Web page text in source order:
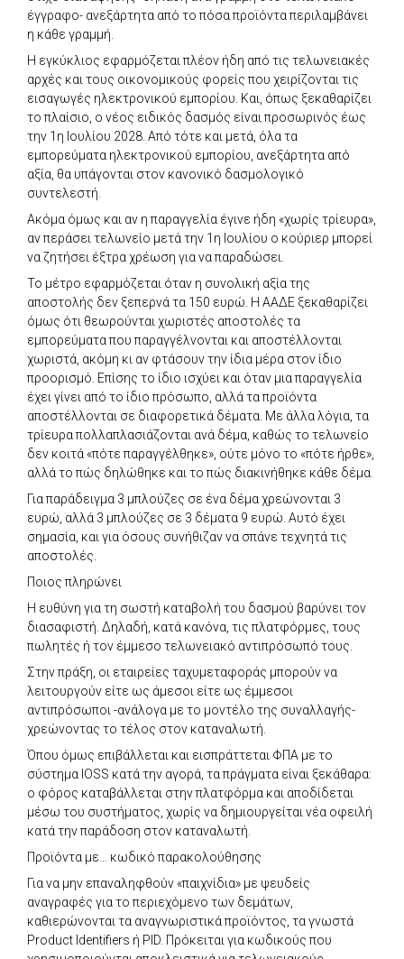
έγγραφο- ανεξάρτητα από το πόσα προϊόντα περιλαμβάνει
η κάθε γραμμή.
Η εγκύκλιος εφαρμόζεται πλέον ήδη από τις τελωνειακές
αρχές και τους οικονομικούς φορείς που χειρίζονται τις
εισαγωγές ηλεκτρονικού εμπορίου. Και, όπως ξεκαθαρίζει
το πλαίσιο, ο νέος ειδικός δασμός είναι προσωρινός έως
την 1η Ιουλίου 2028. Από τότε και μετά, όλα τα
εμπορεύματα ηλεκτρονικού εμπορίου, ανεξάρτητα από
αξία, θα υπάγονται στον κανονικό δασμολογικό
συντελεστή.
Ακόμα όμως και αν η παραγγελία έγινε ήδη «χωρίς τρίευρα»,
αν περάσει τελωνείο μετά την 1η Ιουλίου ο κούριερ μπορεί
να ζητήσει έξτρα χρέωση για να παραδώσει.
Το μέτρο εφαρμόζεται όταν η συνολική αξία της
αποστολής δεν ξεπερνά τα 150 ευρώ. Η ΑΑΔΕ ξεκαθαρίζει
όμως ότι θεωρούνται χωριστές αποστολές τα
εμπορεύματα που παραγγέλνονται και αποστέλλονται
χωριστά, ακόμη κι αν φτάσουν την ίδια μέρα στον ίδιο
προορισμό. Επίσης το ίδιο ισχύει και όταν μια παραγγελία
έχει γίνει από το ίδιο πρόσωπο, αλλά τα προϊόντα
αποστέλλονται σε διαφορετικά δέματα. Με άλλα λόγια, τα
τρίευρα πολλαπλασιάζονται ανά δέμα, καθώς το τελωνείο
δεν κοιτά «πότε παραγγέλθηκε», ούτε μόνο το «πότε ήρθε»,
αλλά το πώς δηλώθηκε και το πώς διακινήθηκε κάθε δέμα.
Για παράδειγμα 3 μπλούζες σε ένα δέμα χρεώνονται 3
ευρώ, αλλά 3 μπλούζες σε 3 δέματα 9 ευρώ. Αυτό έχει
σημασία, και για όσους συνήθιζαν να σπάνε τεχνητά τις
αποστολές.
Ποιος πληρώνει
Η ευθύνη για τη σωστή καταβολή του δασμού βαρύνει τον
διασαφιστή. Δηλαδή, κατά κανόνα, τις πλατφόρμες, τους
πωλητές ή τον έμμεσο τελωνειακό αντιπρόσωπό τους.
Στην πράξη, οι εταιρείες ταχυμεταφοράς μπορούν να
λειτουργούν είτε ως άμεσοι είτε ως έμμεσοι
αντιπρόσωποι -ανάλογα με το μοντέλο της συναλλαγής-
χρεώνοντας το τέλος στον καταναλωτή.
Όπου όμως επιβάλλεται και εισπράττεται ΦΠΑ με το
σύστημα IOSS κατά την αγορά, τα πράγματα είναι ξεκάθαρα:
ο φόρος καταβάλλεται στην πλατφόρμα και αποδίδεται
μέσω του συστήματος, χωρίς να δημιουργείται νέα οφειλή
κατά την παράδοση στον καταναλωτή.
Προϊόντα με… κωδικό παρακολούθησης
Για να μην επαναληφθούν «παιχνίδια» με ψευδείς
αναγραφές για το περιεχόμενο των δεμάτων,
καθιερώνονται τα αναγνωριστικά προϊόντος, τα γνωστά
Product Identifiers ή PID. Πρόκειται για κωδικούς που